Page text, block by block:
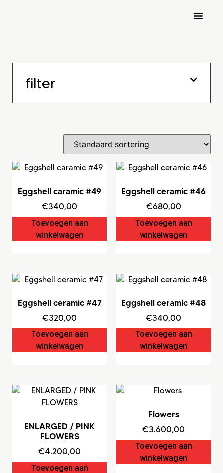
Eggshell caramic #49
€340,00
Toevoegen aan
winkelwagen
Eggshell ceramic #46
€680,00
Toevoegen aan
winkelwagen
Eggshell ceramic #47
€320,00
Toevoegen aan
winkelwagen
Eggshell ceramic #48
€340,00
Toevoegen aan
winkelwagen
ENLARGED / PINK
FLOWERS
€4.200,00
Toevoegen aan
Flowers
€3.600,00
Toevoegen aan
winkelwagen
filter